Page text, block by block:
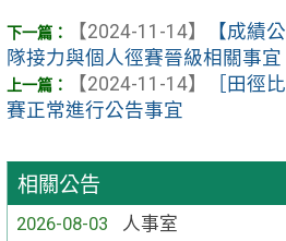
相關公告
2026-08-03
人事室
【2024-11-14】
【成績
隊接力與個人徑賽晉級相關事宜
【2024-11-14】
［田徑
賽正常進行公告事宜